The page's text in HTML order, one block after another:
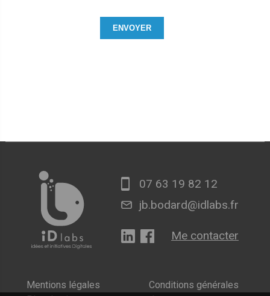
07 63 19 82 12
jb.bodard@idlabs.fr
Me contacter
Mentions légales
Conditions générales